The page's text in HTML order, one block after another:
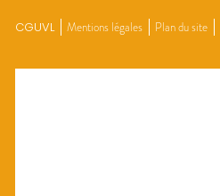
CGUVL Mentions légales Plan du site